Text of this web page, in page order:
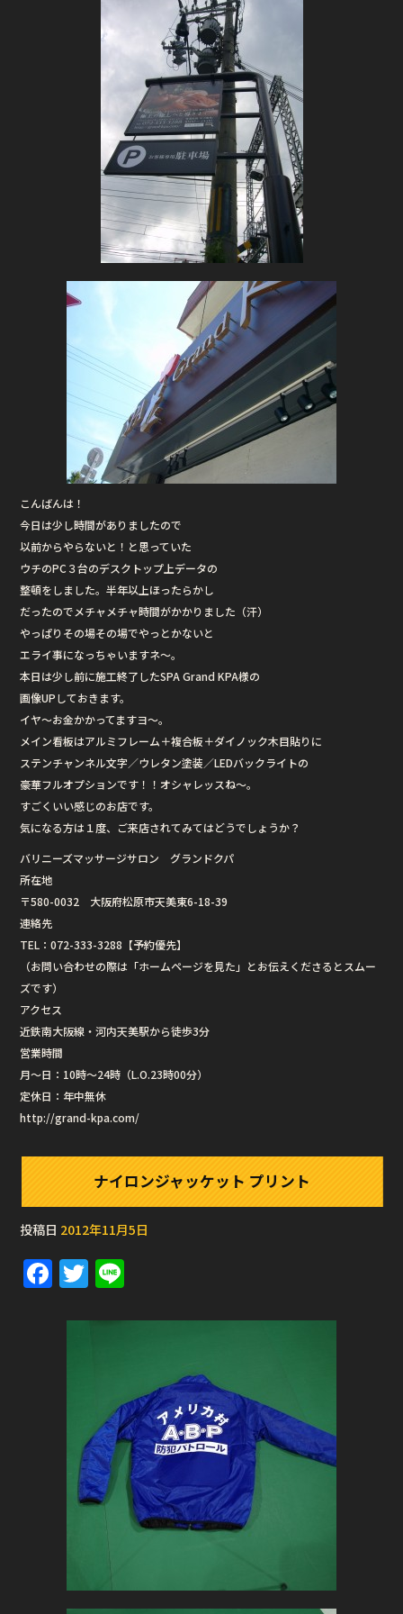
こんばんは！
今日は少し時間がありましたので
以前からやらないと！と思っていた
ウチのPC３台のデスクトップ上データの
整頓をしました。半年以上ほったらかし
だったのでメチャメチャ時間がかかりました（汗）
やっぱりその場その場でやっとかないと
エライ事になっちゃいますネ〜。
本日は少し前に施工終了したSPA Grand KPA様の
画像UPしておきます。
イヤ〜お金かかってますヨ〜。
メイン看板はアルミフレーム＋複合板＋ダイノック木目貼りに
ステンチャンネル文字／ウレタン塗装／LEDバックライトの
豪華フルオプションです！！オシャレッスね〜。
すごくいい感じのお店です。
気になる方は１度、ご来店されてみてはどうでしょうか？
バリニーズマッサージサロン グランドクパ
所在地
〒580-0032 大阪府松原市天美東6-18-39
連絡先
TEL：072-333-3288【予約優先】
（お問い合わせの際は「ホームページを見た」とお伝えくださるとスムー
ズです）
アクセス
近鉄南大阪線・河内天美駅から徒歩3分
営業時間
月〜日：10時〜24時（L.O.23時00分）
定休日：年中無休
http://grand-kpa.com/
ナイロンジャッケット プリント
投稿日 2012年11月5日
F
a
c
T
w
it e